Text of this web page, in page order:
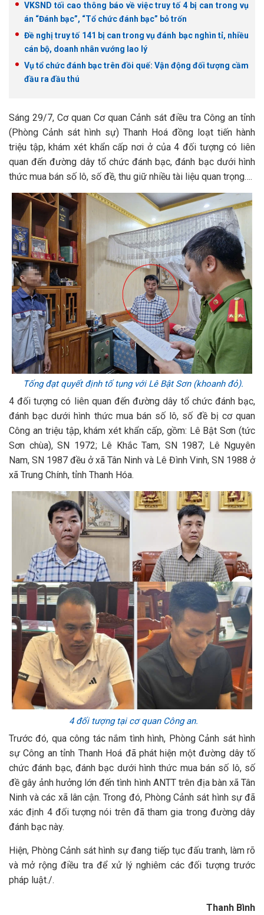
VKSND tối cao thông báo về việc truy tố 4 bị can trong vụ
án “Đánh bạc”, “Tổ chức đánh bạc” bỏ trốn
Đề nghị truy tố 141 bị can trong vụ đánh bạc nghìn tỉ, nhiều
cán bộ, doanh nhân vướng lao lý
Vụ tổ chức đánh bạc trên đồi quế: Vận động đối tượng cầm
đầu ra đầu thú
Sáng 29/7, Cơ quan Cơ quan Cảnh sát điều tra Công an tỉnh
(Phòng Cảnh sát hình sự) Thanh Hoá đồng loạt tiến hành
triệu tập, khám xét khẩn cấp nơi ở của 4 đối tượng có liên
quan đến đường dây tổ chức đánh bạc, đánh bạc dưới hình
thức mua bán số lô, số đề, thu giữ nhiều tài liệu quan trọng….
Tống đạt quyết định tố tụng với Lê Bật Sơn (khoanh đỏ).
4 đối tượng có liên quan đến đường dây tổ chức đánh bạc,
đánh bạc dưới hình thức mua bán số lô, số đề bị cơ quan
Công an triệu tập, khám xét khẩn cấp, gồm: Lê Bật Sơn (tức
Sơn chùa), SN 1972; Lê Khắc Tam, SN 1987; Lê Nguyên
Nam, SN 1987 đều ở xã Tân Ninh và Lê Đình Vinh, SN 1988 ở
xã Trung Chính, tỉnh Thanh Hóa.
4 đối tượng tại cơ quan Công an.
Trước đó, qua công tác nắm tình hình, Phòng Cảnh sát hình
sự Công an tỉnh Thanh Hoá đã phát hiện một đường dây tố
chức đánh bạc, đánh bạc dưới hình thức mua bán số lô, số
đề gây ảnh hưởng lớn đến tình hình ANTT trên địa bàn xã Tân
Ninh và các xã lân cận. Trong đó, Phòng Cảnh sát hình sự đã
xác định 4 đối tượng nói trên đã tham gia trong đường dây
đánh bạc này.
Hiện, Phòng Cảnh sát hình sự đang tiếp tục đấu tranh, làm rõ
và mở rộng điều tra để xử lý nghiêm các đối tượng trước
pháp luật./.
Thanh Bình